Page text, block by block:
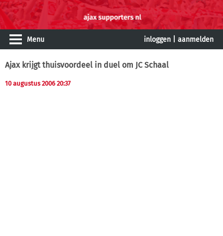
Menu inloggen aanmelden
Ajax krijgt thuisvoordeel in duel om JC Schaal
10 augustus 2006 20:37